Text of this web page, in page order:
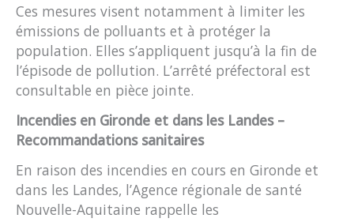
Ces mesures visent notamment à limiter les
émissions de polluants et à protéger la
population. Elles s’appliquent jusqu’à la fin de
l’épisode de pollution. L’arrêté préfectoral est
consultable en pièce jointe.
Incendies en Gironde et dans les Landes –
Recommandations sanitaires
En raison des incendies en cours en Gironde et
dans les Landes, l’Agence régionale de santé
Nouvelle-Aquitaine rappelle les